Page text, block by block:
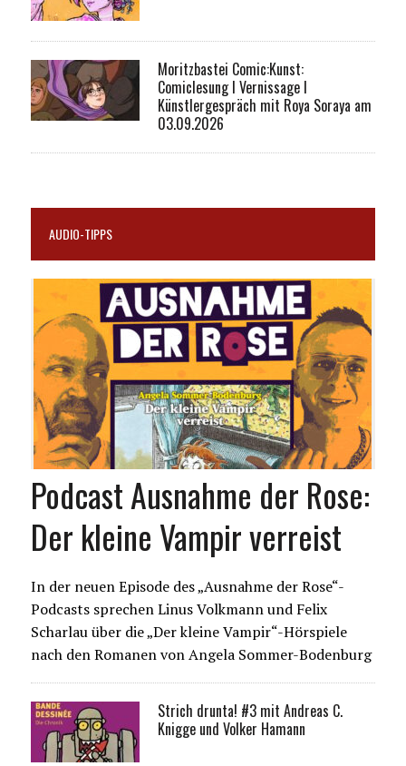
Moritzbastei Comic:Kunst:
Comiclesung I Vernissage I
Künstlergespräch mit Roya Soraya am
03.09.2026
AUDIO-TIPPS
Podcast Ausnahme der Rose:
Der kleine Vampir verreist
In der neuen Episode des „Ausnahme der Rose“-
Podcasts sprechen Linus Volkmann und Felix
Scharlau über die „Der kleine Vampir“-Hörspiele
nach den Romanen von Angela Sommer-Bodenburg
Strich drunta! #3 mit Andreas C.
Knigge und Volker Hamann